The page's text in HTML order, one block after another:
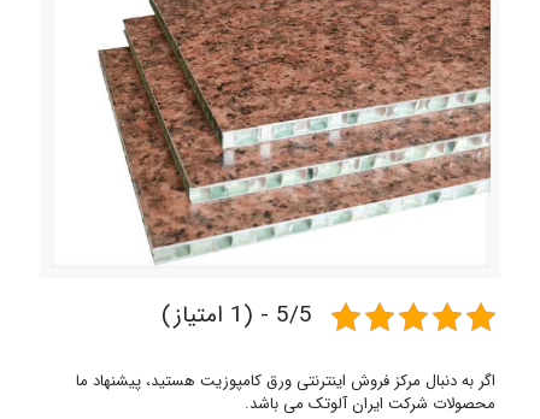
5/5 - (1 امتیاز)
اگر به دنبال مرکز فروش اینترنتی ورق کامپوزیت هستید، پیشنهاد ما
محصولات شرکت ایران آلوتک می باشد.